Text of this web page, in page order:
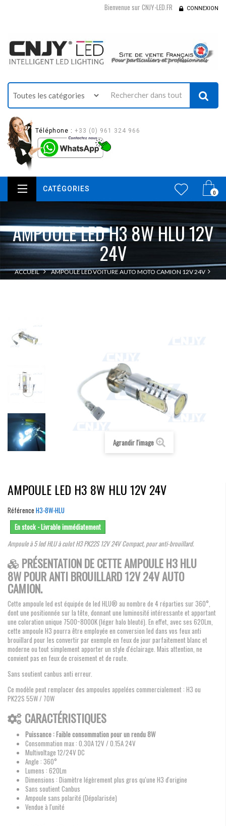
Bienvenue sur CNJY-LED.FR CONNEXION
Téléphone : +33 (0) 961 324 966
0
CATÉGORIES
AMPOULE LED H3 8W HLU 12V
24V
ACCUEIL
AMPOULE LED VOITURE AUTO MOTO CAMION 12V 24V
Agrandir l'image
AMPOULE LED H3 8W HLU 12V 24V
Référence H3-8W-HLU
En stock - Livrable immédiatement
Ampoule à 5 led HLU à culot H3 PK22S 12V 24V Compact, pour anti-brouillard.
PRÉSENTATION DE CETTE AMPOULE H3 HLU
8W POUR ANTI BROUILLARD 12V 24V AUTO
CAMION.
Cette ampoule led est équipée de led HLU® au nombre de 4 réparties sur 360°,
dont une positionnée sur la tête, donnant une luminosité intéressante et apportant
une coloration unique 7500~8000K (léger halo bleuté). En effet, avec ses 620Lm,
cette ampoule H3 pourra être employée en conversion led dans vos feux anti
brouillard pour les convertir par exemple en feux de jour parfaitement blanc et
moderne ou tout simplement apporter un style d'éclairage. Mais attention, ne
convient pas en feux de croisement et de route.
Sans soutient canbus anti erreur.
Ce modèle peut remplacer des ampoules appelées commercialement : H3 ou
PK22S 55W / 70W
CARACTÉRISTIQUES
Puissance : Faible consommation pour un rendu 8W
Consommation max : 0.30A 12V / 0.15A 24V
Multivoltage 12/24V DC
Angle : 360°
Lumens : 620Lm
Dimensions : Diamètre légèrement plus gros qu'une H3 d'origine
Sans soutient Canbus
Ampoule sans polarité (Dépolarisée)
Vendue à l'unité